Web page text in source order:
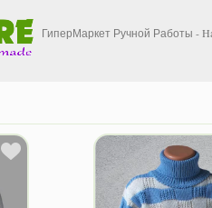
ГиперМаркет Ручной Работы -